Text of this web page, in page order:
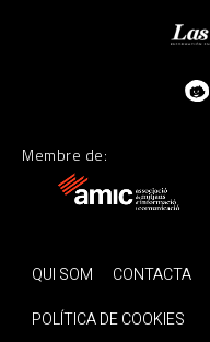
Membre de:
QUI SOM CONTACTA
POLÍTICA DE COOKIES